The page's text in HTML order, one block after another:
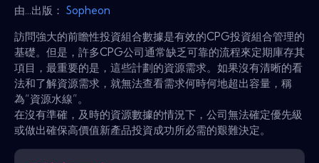
由...出版： Sopheon
訪問強大的前瞻性投資組合數據是有效的CPG投資組合管理的
基礎。但是，許多CPG公司通常缺乏可靠的流程來定期庫存其
項目，最重要的是，這些計劃的資源需求。如果沒有清晰的看
法和了解資源需求，就無法查看需求何時何地超出容量，稱
為“資源水線”。
在沒有準確，及時的資源數據的情況下，公司無法確定優先級
或做出確保高價值新產品投資成功所必需的艱難決定。